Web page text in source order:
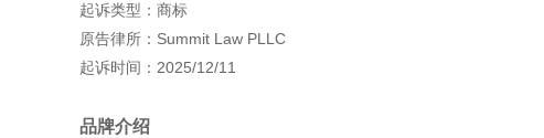
起诉类型：商标
原告律所：Summit Law PLLC
起诉时间：2025/12/11
品牌介绍